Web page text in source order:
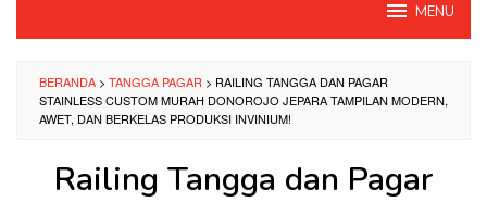
MENU
BERANDA > TANGGA PAGAR > RAILING TANGGA DAN PAGAR
STAINLESS CUSTOM MURAH DONOROJO JEPARA TAMPILAN MODERN,
AWET, DAN BERKELAS PRODUKSI INVINIUM!
Railing Tangga dan Pagar